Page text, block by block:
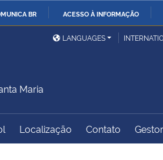
BR ACESSO À INFORMAÇÃO
Ministério das Relações
Exteriores
Controladoria-Geral da
LANGUAGES
Maria
Localização Contato